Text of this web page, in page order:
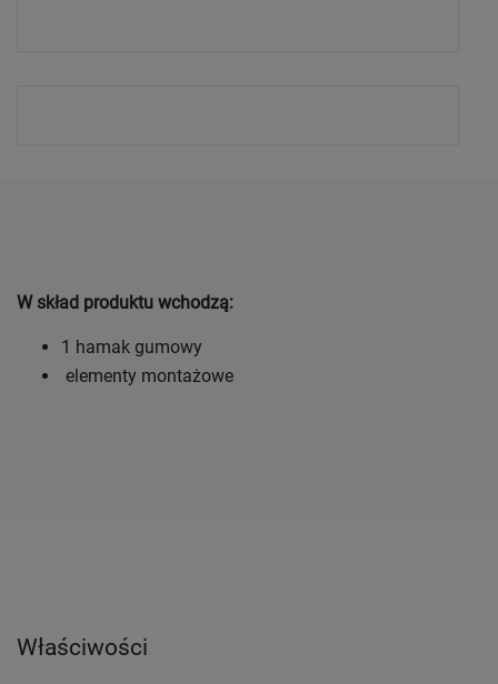
W skład produktu wchodzą:
1 hamak gumowy
elementy montażowe
Właściwości